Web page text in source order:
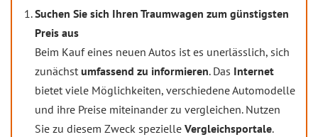
Suchen Sie sich Ihren Traumwagen zum günstigsten
Preis aus
Beim Kauf eines neuen Autos ist es unerlässlich, sich
zunächst umfassend zu informieren. Das Internet
bietet viele Möglichkeiten, verschiedene Automodelle
und ihre Preise miteinander zu vergleichen. Nutzen
Sie zu diesem Zweck spezielle Vergleichsportale.